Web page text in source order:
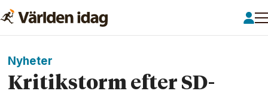
Nyheter
Kritikstorm efter SD-